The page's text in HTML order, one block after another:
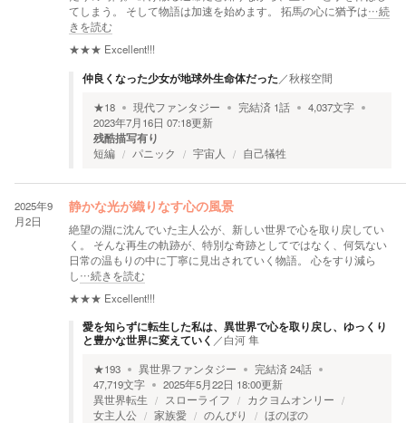
てしまう。 そして物語は加速を始めます。 拓馬の心に猶予は…続
きを読む
★★★ Excellent!!!
仲良くなった少女が地球外生命体だった ／秋桜空間
★18 現代ファンタジー 完結済 1話 4,037文字
2023年7月16日 07:18更新
残酷描写有り
短編 パニック 宇宙人 自己犠牲
2025年9
月2日
静かな光が織りなす心の風景
絶望の淵に沈んでいた主人公が、新しい世界で心を取り戻してい
く。 そんな再生の軌跡が、特別な奇跡としてではなく、何気ない
日常の温もりの中に丁寧に見出されていく物語。 心をすり減ら
し…続きを読む
★★★ Excellent!!!
愛を知らずに転生した私は、異世界で心を取り戻し、ゆっくり
と豊かな世界に変えていく ／白河 隼
★193 異世界ファンタジー 完結済24話
47,719文字 2025年5月22日 18:00更新
異世界転生
スローライフ
カクヨムオンリー
女主人公
家族愛 のんびり ほのぼの